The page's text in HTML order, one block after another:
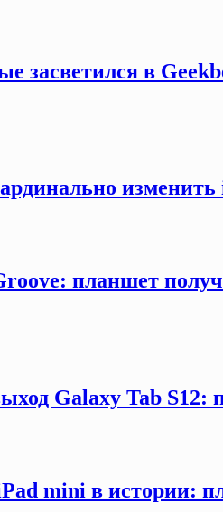
засветился в
планшет
Galaxy Tab
mini в истории: